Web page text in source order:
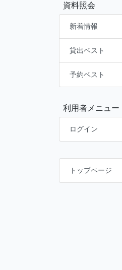
資料照会
新着情報
貸出ベスト
予約ベスト
利用者メニュー
ログイン
トップページ